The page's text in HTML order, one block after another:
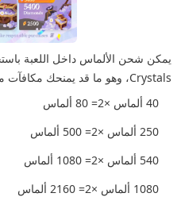
Crystals، وهو ما قد يمنحك مكافآت مضاعفة (2x) عند الشراء لأول مرة:
40 ألماس ×2= 80 ألماس
250 ألماس ×2= 500 ألماس
540 ألماس ×2= 1080 ألماس
1080 ألماس ×2= 2160 ألماس